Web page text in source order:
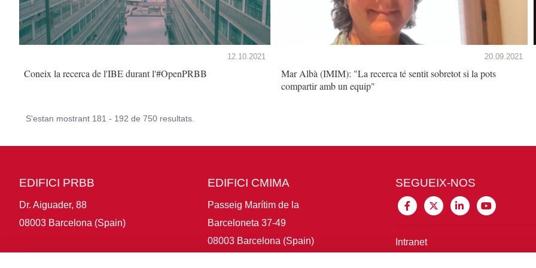
12.10.2021
Coneix la recerca de l'IBE durant l'#OpenPRBB
20.09.2021
Mar Albà (IMIM): "La recerca té sentit sobretot si la pots
compartir amb un equip"
S'estan mostrant 181 - 192 de 750 resultats.
EDIFICI PRBB
Dr. Aiguader, 88
08003 Barcelona (Spain)
EDIFICI CMIMA
Passeig Marítim de la
Barceloneta 37-49
08003 Barcelona (Spain)
SEGUEIX-NOS
Intranet